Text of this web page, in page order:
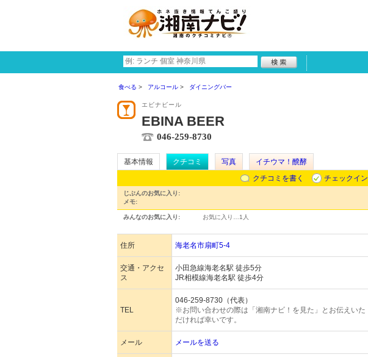
食べる アルコール ダイニングバー
エビナビール
EBINA BEER
046-259-8730
基本情報 クチコミ 写真
イチウマ！醗酵
クチコミを書く
チェックイン
じぶんのお気に入り:
メモ:
みんなのお気に入り: お気に入り… 1人
住所 海老名市扇町5-4
交通・アクセ
ス
小田急線海老名駅 徒歩5分
JR相模線海老名駅 徒歩4分
TEL
046-259-8730（代表）
※お問い合わせの際は「湘南ナビ！を見た」とお伝えいた
だければ幸いです。
メール メールを送る